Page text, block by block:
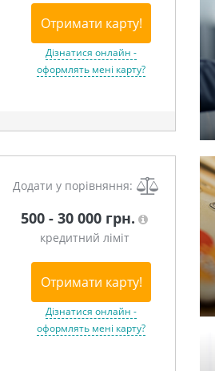
Отримати карту!
Дізнатися онлайн -
оформлять мені карту?
Додати у порівняння:
500 - 30 000 грн.
кредитний ліміт
Отримати карту!
Дізнатися онлайн -
оформлять мені карту?